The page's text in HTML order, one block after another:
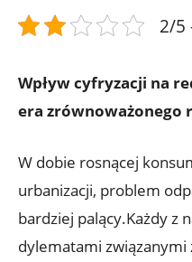
2/5
Wpływ cyfryzacji na
era zrównoważonego
W dobie rosnącej
urbanizacji, problem
bardziej palący.Każdy z
dylematami związanymi